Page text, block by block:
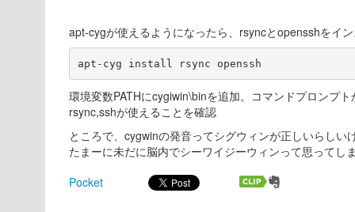
apt-cygが使えるようになったら、rsyncとopensshをイ
apt-cyg install rsync openssh
環境変数PATHにcygiwin\binを追加。コマンドプロンプト
rsync,sshが使えることを確認
ところで、cygwinの発音ってシグウィンが正しいらしいけ
たまーに未だに脳内でシーワイジーウィンって思ってしま
Pocket